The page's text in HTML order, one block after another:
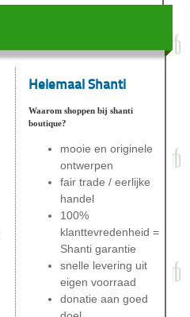
Helemaal Shanti
Waarom shoppen bij shanti
boutique?
mooie en originele
ontwerpen
fair trade / eerlijke
handel
100%
klanttevredenheid =
Shanti garantie
snelle levering uit
eigen voorraad
donatie aan goed